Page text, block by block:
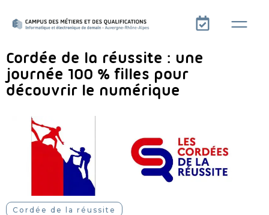
Cordée de la réussite : une
journée 100 % filles pour
découvrir le numérique
Cordée de la réussite